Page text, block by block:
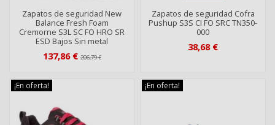
Zapatos de seguridad New
Balance Fresh Foam
Cremorne S3L SC FO HRO SR
ESD Bajos Sin metal
137,86 €206,79 €
Zapatos de seguridad Cofra
Pushup S3S CI FO SRC TN350-
000
38,68 €
¡En oferta! ¡En oferta!